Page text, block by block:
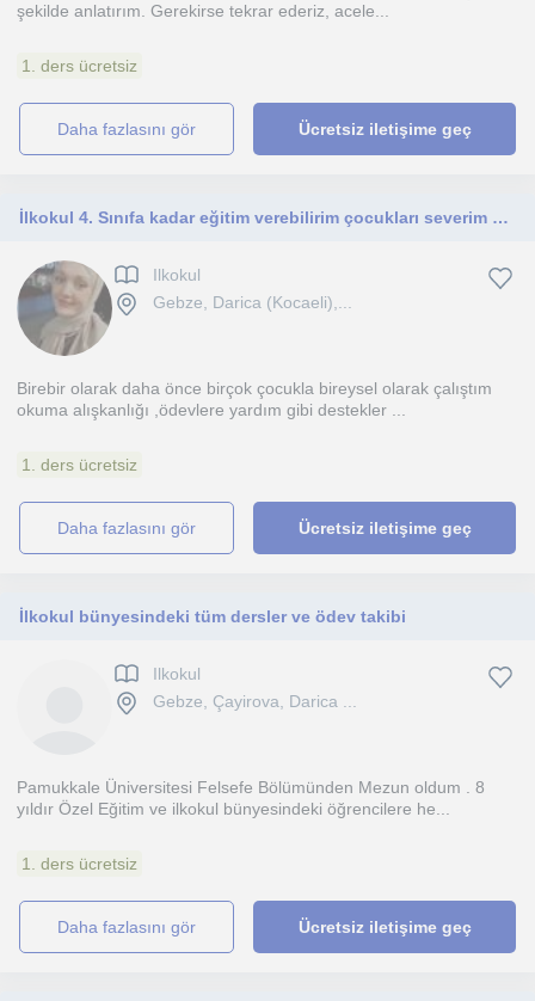
şekilde anlatırım. Gerekirse tekrar ederiz, acele...
1. ders ücretsiz
daha fazlasını gör Ücretsiz iletişime geç
İlkokul 4. Sınıfa kadar eğitim verebilirim çocukları severim ve anlaşabilirim.
Ilkokul
Gebze, Darica (Kocaeli),...
Birebir olarak daha önce birçok çocukla bireysel olarak çalıştım
okuma alışkanlığı ,ödevlere yardım gibi destekler ...
1. ders ücretsiz
daha fazlasını gör Ücretsiz iletişime geç
İlkokul bünyesindeki tüm dersler ve ödev takibi
Ilkokul
Gebze, Çayirova, Darica ...
Pamukkale Üniversitesi Felsefe Bölümünden Mezun oldum . 8
yıldır Özel Eğitim ve ilkokul bünyesindeki öğrencilere he...
1. ders ücretsiz
daha fazlasını gör Ücretsiz iletişime geç